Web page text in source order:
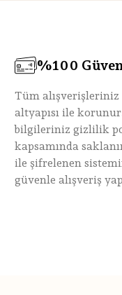
%100
Tüm alışverişleriniz
altyapısı ile
bilgileriniz gizlilik
kapsamında
ile şifrelenen
güvenle alışveriş